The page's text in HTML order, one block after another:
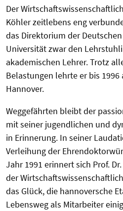
Der
Köhler zeitlebens eng
das Direktorium der
Universität zwar den
akademischen Lehrer. Trotz
Belastungen lehrte er bis
Hannover.
Weggefährten bleibt der
mit seiner jugendlichen und
in Erinnerung. In seiner
Verleihung der
Jahr 1991 erinnert sich Prof.
der
das Glück, die hannoversche
Lebensweg als Mitarbeiter